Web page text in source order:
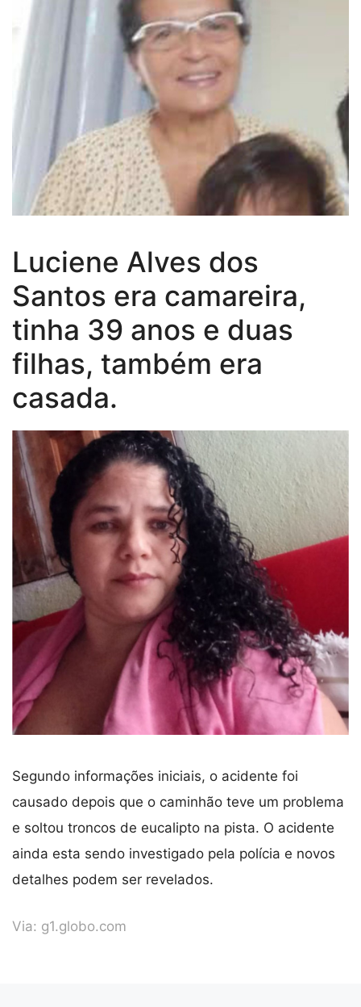
Luciene Alves dos
Santos era camareira,
tinha 39 anos e duas
filhas, também era
casada.
Segundo informações iniciais, o acidente foi
causado depois que o caminhão teve um problema
e soltou troncos de eucalipto na pista. O acidente
ainda esta sendo investigado pela polícia e novos
detalhes podem ser revelados.
Via: g1.globo.com